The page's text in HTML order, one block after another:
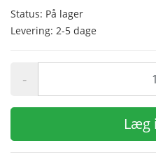
Status: På lager
Levering: 2-5 dage
-
Læg